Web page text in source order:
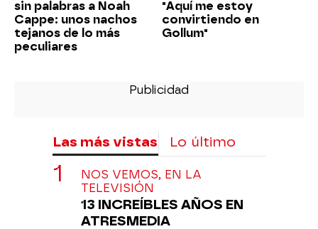
sin palabras a Noah
Cappe: unos nachos
tejanos de lo más
peculiares
"Aquí me estoy
convirtiendo en
Gollum"
Las más vistas Lo último
NOS VEMOS, EN LA
TELEVISIÓN
13 INCREÍBLES AÑOS EN
ATRESMEDIA